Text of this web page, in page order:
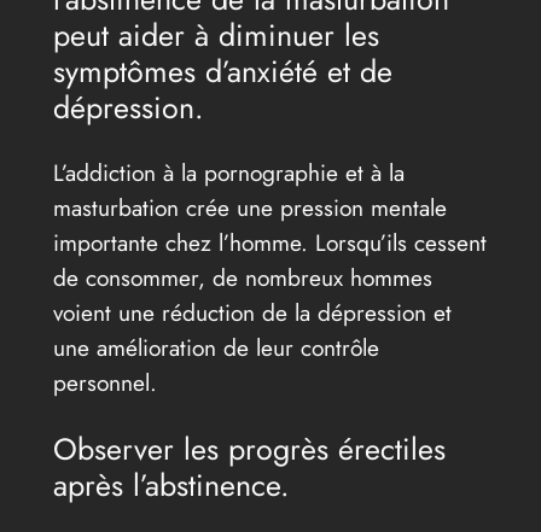
peut aider à diminuer les
symptômes d’anxiété et de
dépression.
L’addiction à la pornographie et à la
masturbation crée une pression mentale
importante chez l’homme. Lorsqu’ils cessent
de consommer, de nombreux hommes
voient une réduction de la dépression et
une amélioration de leur contrôle
personnel.
Observer les progrès érectiles
après l’abstinence.